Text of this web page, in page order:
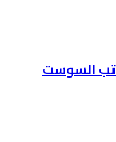
السوست